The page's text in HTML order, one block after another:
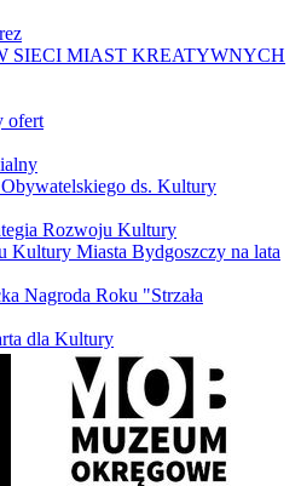
SIECI MIAST KREATYWNYCH
ofert
ds. Kultury
Rozwoju Kultury
Kultury Miasta Bydgoszczy na lata
Nagroda Roku "Strzała
dla Kultury